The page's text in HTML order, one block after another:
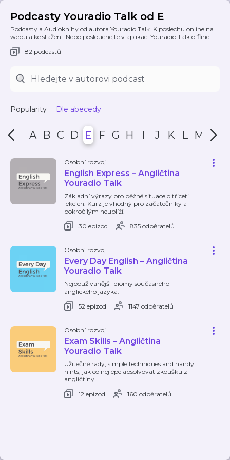
Podcasty Youradio Talk od E
Podcasty a Audioknihy od autora Youradio Talk. K poslechu online na
webu a ke stažení. Nebo poslouchejte v aplikaci Youradio Talk offline.
82 podcastů
Popularity Dle abecedy
A B C D E F G H I J K L M N
Osobní rozvoj
English Express – Angličtina
Youradio Talk
Základní výrazy pro běžné situace o třiceti
lekcích. Kurz je vhodný pro začátečníky a
pokročilým neublíží.
30 epizod
835 odběratelů
Osobní rozvoj
Every Day English – Angličtina
Youradio Talk
Nejpoužívanější idiomy současného
anglického jazyka.
52 epizod
1147 odběratelů
Osobní rozvoj
Exam Skills – Angličtina
Youradio Talk
Užitečné rady, simple techniques and handy
hints, jak co nejlépe absolvovat zkoušku z
angličtiny.
12 epizod
160 odběratelů